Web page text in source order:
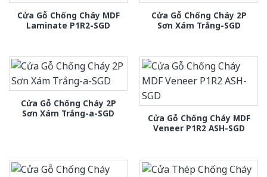
Cửa Gỗ Chống Cháy MDF
Laminate P1R2-SGD
Cửa Gỗ Chống Cháy 2P
Sơn Xám Trắng-SGD
Cửa Gỗ Chống Cháy 2P
Sơn Xám Trắng-a-SGD
Cửa Gỗ Chống Cháy MDF
Veneer P1R2 ASH-SGD